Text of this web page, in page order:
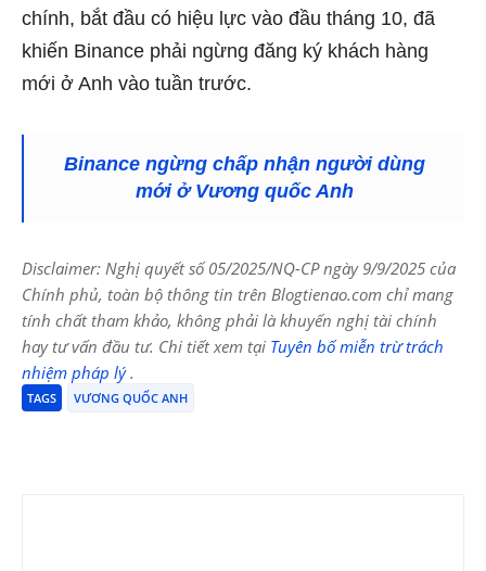
chính, bắt đầu có hiệu lực vào đầu tháng 10, đã
khiến Binance phải ngừng đăng ký khách hàng
mới ở Anh vào tuần trước.
Binance ngừng chấp nhận người dùng
mới ở Vương quốc Anh
Disclaimer: Nghị quyết số 05/2025/NQ-CP ngày 9/9/2025 của
Chính phủ, toàn bộ thông tin trên Blogtienao.com chỉ mang
tính chất tham khảo, không phải là khuyến nghị tài chính
hay tư vấn đầu tư. Chi tiết xem tại Tuyên bố miễn trừ trách
nhiệm pháp lý.
TAGS VƯƠNG QUỐC ANH